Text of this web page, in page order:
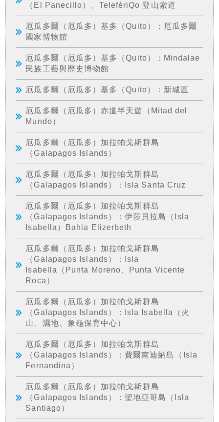
（El Panecillo）、TelefériQo 登山索道
厄瓜多爾（厄瓜多）基多（Quito）：厄瓜多爾
國家博物館
厄瓜多爾（厄瓜多）基多（Quito）：Mindalae
民族工藝與歷史博物館
厄瓜多爾（厄瓜多）基多（Quito）：新城區
厄瓜多爾（厄瓜多）赤道半天遊（Mitad del
Mundo）
厄瓜多爾（厄瓜多）加拉帕戈斯群島
（Galapagos Islands）
厄瓜多爾（厄瓜多）加拉帕戈斯群島
（Galapagos Islands）：Isla Santa Cruz
厄瓜多爾（厄瓜多）加拉帕戈斯群島
（Galapagos Islands）：伊莎貝拉島（Isla
Isabella）Bahia Elizerbeth
厄瓜多爾（厄瓜多）加拉帕戈斯群島
（Galapagos Islands）：Isla
Isabella（Punta Moreno、Punta Vicente
Roca）
厄瓜多爾（厄瓜多）加拉帕戈斯群島
（Galapagos Islands）：Isla Isabella（火
山、濕地、象龜保育中心）
厄瓜多爾（厄瓜多）加拉帕戈斯群島
（Galapagos Islands）：費爾南迪納島（Isla
Fernandina）
厄瓜多爾（厄瓜多）加拉帕戈斯群島
（Galapagos Islands）：聖地亞哥島（Isla
Santiago）